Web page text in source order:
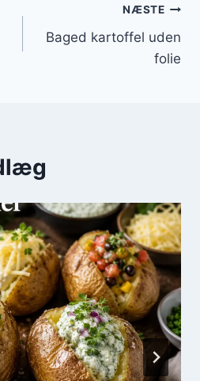
NÆSTE
Baged kartoffel uden
folie